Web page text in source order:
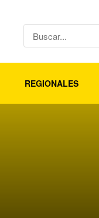
REGIONALES